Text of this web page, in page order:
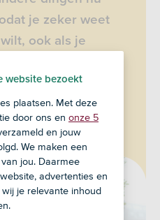
je zeker weet
ook als je
onderwerp om
staan, maar wel
geregeld is:
website bezoekt
plaatsen. Met deze
door ons en onze 5
en jouw
We maken een
jou. Daarmee
advertenties en
je relevante inhoud